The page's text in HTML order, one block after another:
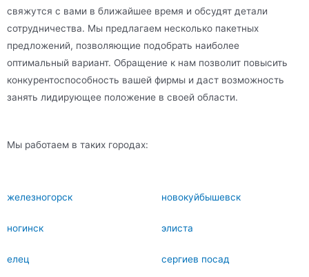
свяжутся с вами в ближайшее время и обсудят детали
сотрудничества. Мы предлагаем несколько пакетных
предложений, позволяющие подобрать наиболее
оптимальный вариант. Обращение к нам позволит повысить
конкурентоспособность вашей фирмы и даст возможность
занять лидирующее положение в своей области.
Мы работаем в таких городах:
железногорск новокуйбышевск
ногинск элиста
елец сергиев посад